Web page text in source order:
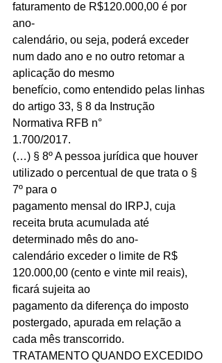
faturamento de R$120.000,00 é por
ano-
calendário, ou seja, poderá exceder
num dado ano e no outro retomar a
aplicação do mesmo
benefício, como entendido pelas linhas
do artigo 33, § 8 da Instrução
Normativa RFB n°
1.700/2017.
(…) § 8º A pessoa jurídica que houver
utilizado o percentual de que trata o §
7º para o
pagamento mensal do IRPJ, cuja
receita bruta acumulada até
determinado mês do ano-
calendário exceder o limite de R$
120.000,00 (cento e vinte mil reais),
ficará sujeita ao
pagamento da diferença do imposto
postergado, apurada em relação a
cada mês transcorrido.
TRATAMENTO QUANDO EXCEDIDO